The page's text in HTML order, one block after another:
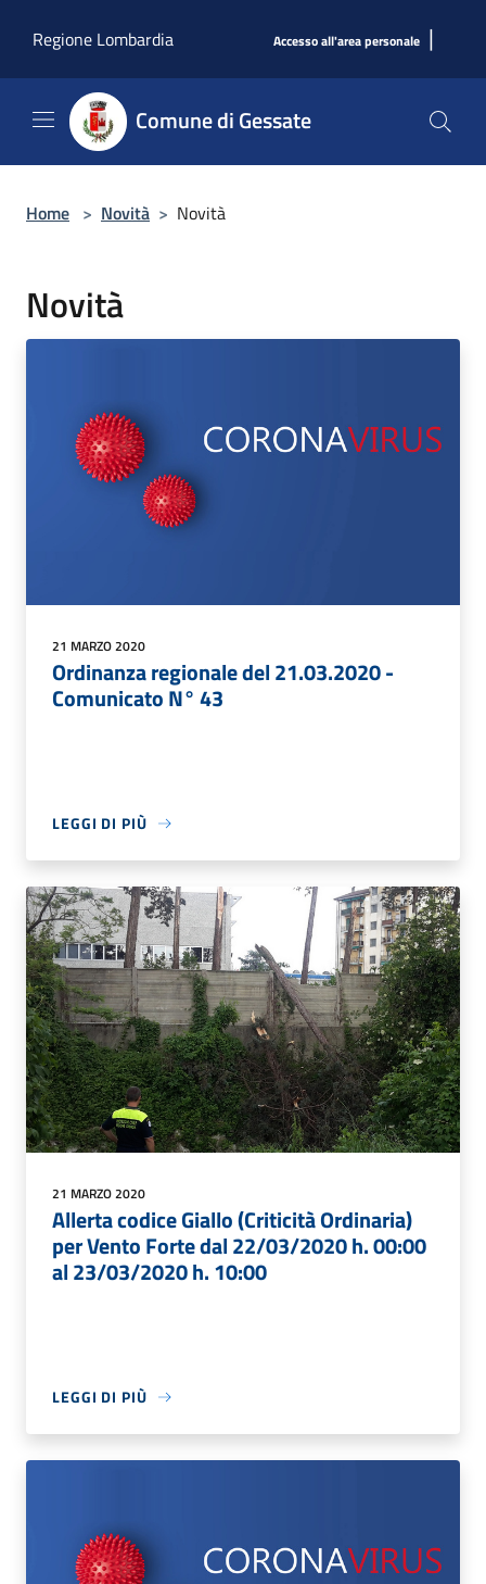
Regione Lombardia
Accesso all'area personale |
Comune di Gessate
Home > Novità > Novità
Novità
21 MARZO 2020
Ordinanza regionale del 21.03.2020 -
Comunicato N° 43
LEGGI DI PIÙ
21 MARZO 2020
Allerta codice Giallo (Criticità Ordinaria)
per Vento Forte dal 22/03/2020 h. 00:00
al 23/03/2020 h. 10:00
LEGGI DI PIÙ